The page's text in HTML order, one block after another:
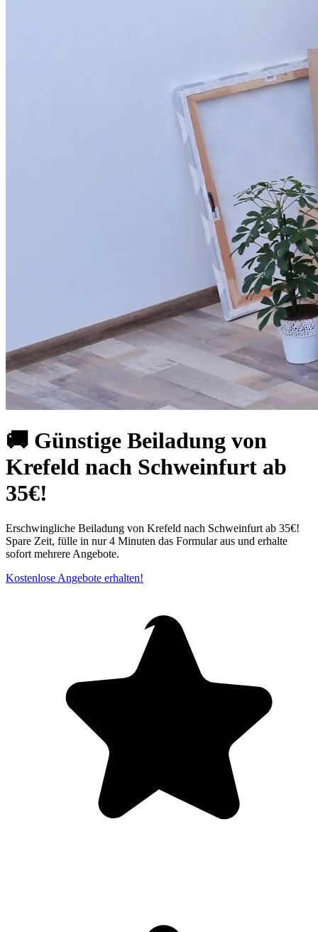
🚚 Günstige Beiladung von
Krefeld nach Schweinfurt ab
35€!
Erschwingliche Beiladung von Krefeld⁠ nach Schweinfurt ab 35€!
Spare Zeit, fülle in nur 4 Minuten das Formular aus und erhalte
sofort mehrere Angebote.
Kostenlose Angebote erhalten!